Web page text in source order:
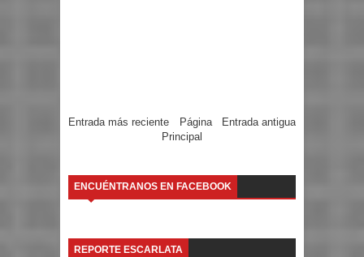
Entrada más reciente Entrada antigua
Página
Principal
ENCUÉNTRANOS EN FACEBOOK
REPORTE ESCARLATA